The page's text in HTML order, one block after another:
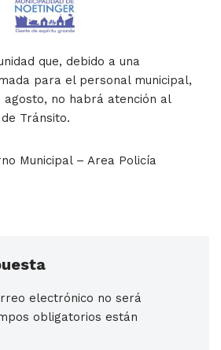
que, debido a una
para el personal municipal,
no habrá atención al
Tránsito.
Municipal – Area Policía
electrónico no será
obligatorios están